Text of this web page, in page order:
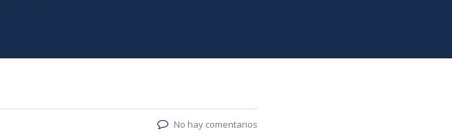
No hay comentarios